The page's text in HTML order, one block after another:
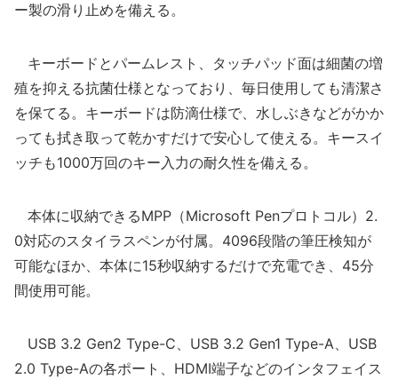
ー製の滑り止めを備える。
キーボードとパームレスト、タッチパッド面は細菌の増
殖を抑える抗菌仕様となっており、毎日使用しても清潔さ
を保てる。キーボードは防滴仕様で、水しぶきなどがかか
っても拭き取って乾かすだけで安心して使える。キースイ
ッチも1000万回のキー入力の耐久性を備える。
本体に収納できるMPP（Microsoft Penプロトコル）2.
0対応のスタイラスペンが付属。4096段階の筆圧検知が
可能なほか、本体に15秒収納するだけで充電でき、45分
間使用可能。
USB 3.2 Gen2 Type-C、USB 3.2 Gen1 Type-A、USB
2.0 Type-Aの各ポート、HDMI端子などのインタフェイス